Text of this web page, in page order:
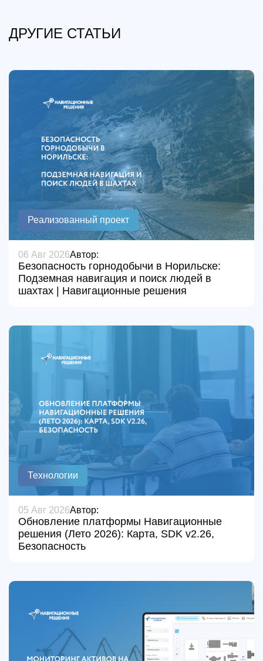
ДРУГИЕ СТАТЬИ
Реализованный проект
06 Авг 2026Автор:
Безопасность горнодобычи в Норильске:
Подземная навигация и поиск людей в
шахтах | Навигационные решения
Технологии
05 Авг 2026Автор:
Обновление платформы Навигационные
решения (Лето 2026): Карта, SDK v2.26,
Безопасность